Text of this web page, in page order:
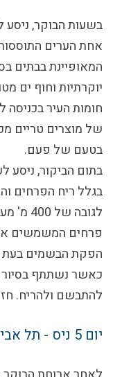
בשעות הבוקר, ניסע
אחת הערים התוססות
המאופיינת בבתים
יוקרתיות וחוף ים
חומות העיר
של מוצרים טריים
בטעם של פעם.
בתום הביקור, ניסע
בגלל ריח הפרחים
לגובה
פרחים המשמשים
הפקת הבשמים בעת
כאשר נשתתף בסיור
להתבשם ולהריח.
יום 5 ניס - תל